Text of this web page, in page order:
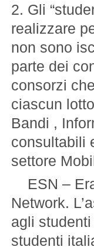
2. Gli
realizzare
non sono
parte dei
consorzi
ciascun
Bandi ,
consultabili
settore
ESN –
Network.
agli
studenti